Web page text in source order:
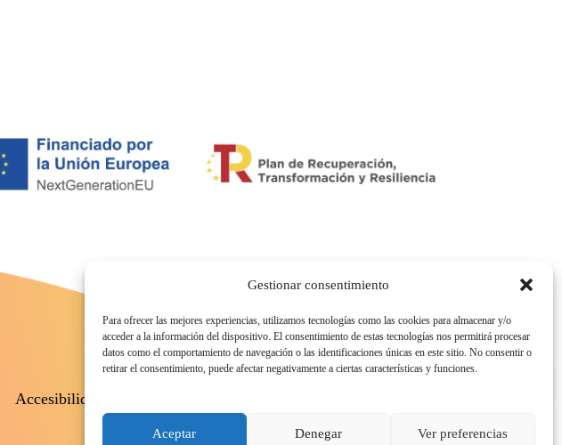
Gestionar consentimiento
Para ofrecer las mejores experiencias, utilizamos tecnologías como las cookies para almacenar y/o
acceder a la información del dispositivo. El consentimiento de estas tecnologías nos permitirá procesar
datos como el comportamiento de navegación o las identificaciones únicas en este sitio. No consentir o
retirar el consentimiento, puede afectar negativamente a ciertas características y funciones.
Aceptar Denegar Ver preferencias
Accesibilidad